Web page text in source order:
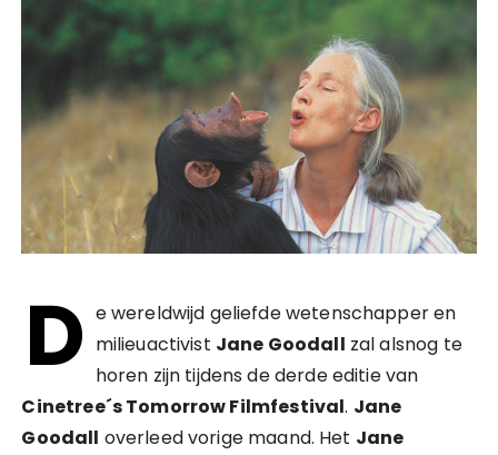
D e wereldwijd geliefde wetenschapper en
milieuactivist Jane Goodall zal alsnog te
horen zijn tijdens de derde editie van
Cinetree´s Tomorrow Filmfestival. Jane
Goodall overleed vorige maand. Het Jane